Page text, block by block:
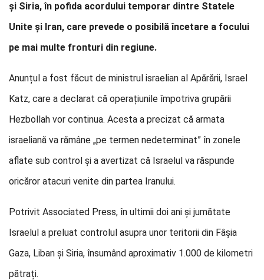
și Siria, în pofida acordului temporar dintre Statele
Unite și Iran, care prevede o posibilă încetare a focului
pe mai multe fronturi din regiune.
Anunțul a fost făcut de ministrul israelian al Apărării, Israel
Katz, care a declarat că operațiunile împotriva grupării
Hezbollah vor continua. Acesta a precizat că armata
israeliană va rămâne „pe termen nedeterminat” în zonele
aflate sub control și a avertizat că Israelul va răspunde
oricăror atacuri venite din partea Iranului.
Potrivit Associated Press, în ultimii doi ani și jumătate
Israelul a preluat controlul asupra unor teritorii din Fâșia
Gaza, Liban și Siria, însumând aproximativ 1.000 de kilometri
pătrați.